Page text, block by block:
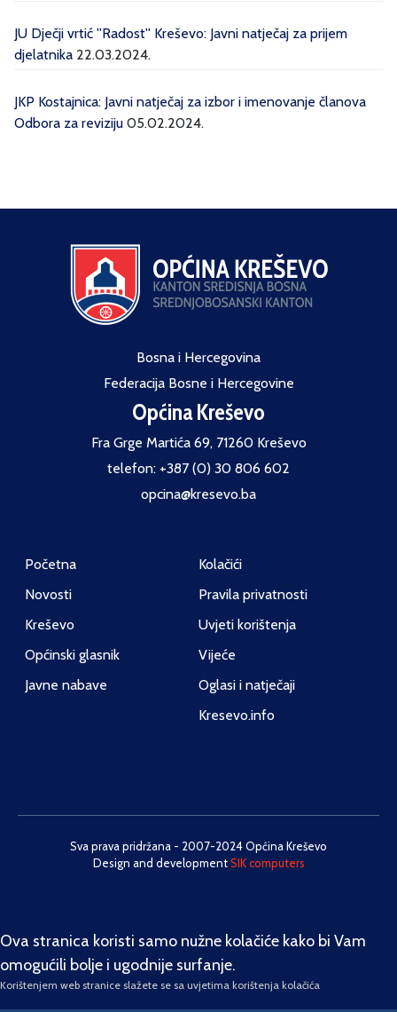
JU Dječji vrtić ''Radost'' Kreševo: Javni natječaj za prijem
djelatnika 22.03.2024.
JKP Kostajnica: Javni natječaj za izbor i imenovanje članova
Odbora za reviziju 05.02.2024.
Bosna i Hercegovina
Federacija Bosne i Hercegovine
Općina Kreševo
Fra Grge Martića 69, 71260 Kreševo
telefon: +387 (0) 30 806 602
opcina@kresevo.ba
Početna
Novosti
Kreševo
Općinski glasnik
Javne nabave
Kolačići
Pravila privatnosti
Uvjeti korištenja
Vijeće
Oglasi i natječaji
Kresevo.info
Sva prava pridržana - 2007-2024 Općina Kreševo
Design and developmentSIK computers
Ova stranica koristi samo nužne kolačiće kako bi Vam
omogućili bolje i ugodnije surfanje.
Korištenjem web stranice slažete se sa uvjetima korištenja kolačića